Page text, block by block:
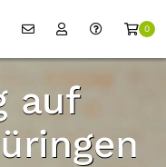
0
auf